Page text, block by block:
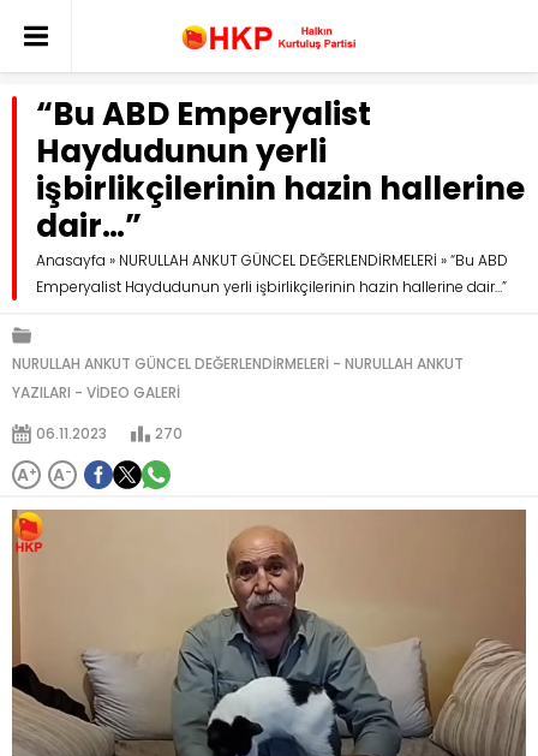
“Bu ABD Emperyalist
Haydudunun yerli
işbirlikçilerinin hazin hallerine
dair…”
Anasayfa » NURULLAH ANKUT GÜNCEL DEĞERLENDİRMELERİ »“Bu ABD
Emperyalist Haydudunun yerli işbirlikçilerinin hazin hallerine dair…”
NURULLAH ANKUT GÜNCEL DEĞERLENDİRMELERİ
NURULLAH ANKUT
YAZILARI
VİDEO GALERİ
06.11.2023
270
A+ A-